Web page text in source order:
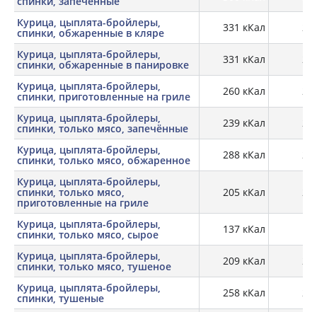
Курица, цыплята-бройлеры,
спинки, обжаренные в кляре 331 кКал
Курица, цыплята-бройлеры,
спинки, обжаренные в панировке 331 кКал
Курица, цыплята-бройлеры,
спинки, приготовленные на гриле 260 кКал
Курица, цыплята-бройлеры,
спинки, только мясо, запечённые 239 кКал
Курица, цыплята-бройлеры,
спинки, только мясо, обжаренное 288 кКал
Курица, цыплята-бройлеры,
спинки, только мясо,
приготовленные на гриле
205 кКал
Курица, цыплята-бройлеры,
спинки, только мясо, сырое 137 кКал
Курица, цыплята-бройлеры,
спинки, только мясо, тушеное 209 кКал
Курица, цыплята-бройлеры,
спинки, тушеные 258 кКал